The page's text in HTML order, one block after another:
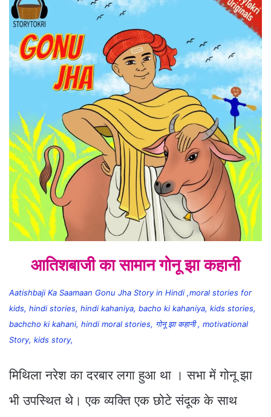
आतिशबाजी का सामान गोनू झा कहानी
Aatishbaji Ka Saamaan Gonu Jha Story in Hindi ,moral stories for
kids, hindi stories, hindi kahaniya, bacho ki kahaniya, kids stories,
bachcho ki kahani, hindi moral stories, गोनू झा कहानी , motivational
Story, kids story,
मिथिला नरेश का दरबार लगा हुआ था । सभा में गोनू झा
भी उपस्थित थे। एक व्यक्ति एक छोटे संदूक के साथ